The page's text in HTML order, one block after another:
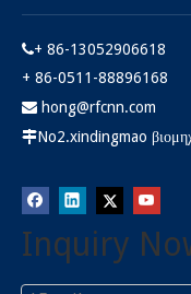
+ 86-13052906618
+ 86-0511-88896168
 hong@rfcnn.com
No2.xindingmao
Inquiry